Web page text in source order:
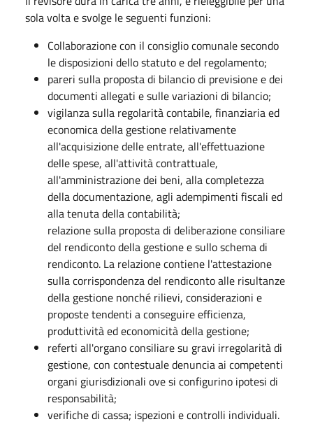
sola volta e svolge le seguenti funzioni:
Collaborazione con il consiglio comunale secondo
le disposizioni dello statuto e del regolamento;
pareri sulla proposta di bilancio di previsione e dei
documenti allegati e sulle variazioni di bilancio;
vigilanza sulla regolarità contabile, finanziaria ed
economica della gestione relativamente
all'acquisizione delle entrate, all'effettuazione
delle spese, all'attività contrattuale,
all'amministrazione dei beni, alla completezza
della documentazione, agli adempimenti fiscali ed
alla tenuta della contabilità;
relazione sulla proposta di deliberazione consiliare
del rendiconto della gestione e sullo schema di
rendiconto. La relazione contiene l'attestazione
sulla corrispondenza del rendiconto alle risultanze
della gestione nonché rilievi, considerazioni e
proposte tendenti a conseguire efficienza,
produttività ed economicità della gestione;
referti all'organo consiliare su gravi irregolarità di
gestione, con contestuale denuncia ai competenti
organi giurisdizionali ove si configurino ipotesi di
responsabilità;
verifiche di cassa; ispezioni e controlli individuali.